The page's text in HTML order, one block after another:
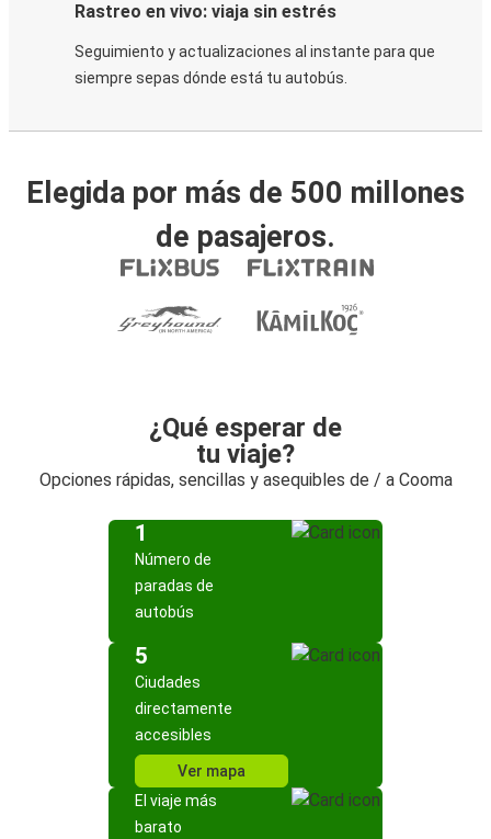
Rastreo en vivo: viaja sin estrés
Seguimiento y actualizaciones al instante para que
siempre sepas dónde está tu autobús.
Elegida por más de 500 millones
de pasajeros.
¿Qué esperar de
tu viaje?
Opciones rápidas, sencillas y asequibles de / a Cooma
1
Número de
paradas de
autobús
5
Ciudades
directamente
accesibles
Ver mapa
El viaje más
barato